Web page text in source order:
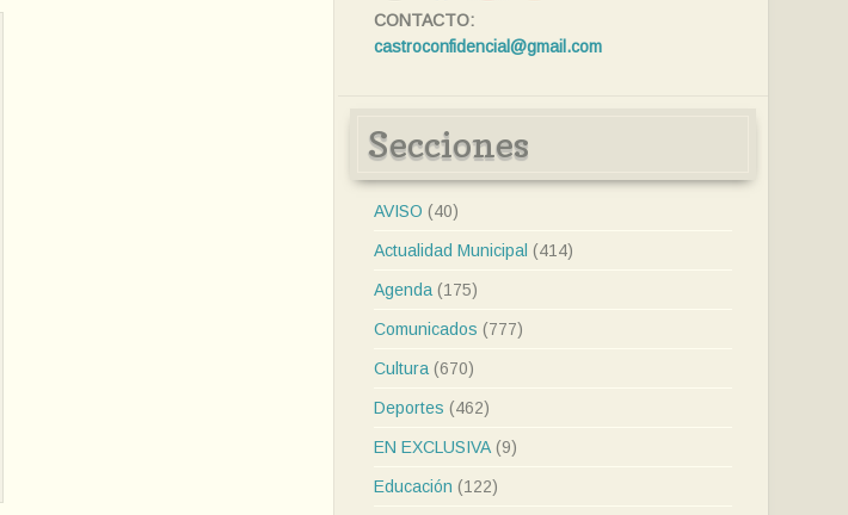
CONTACTO:
castroconfidencial@gmail.com
Secciones
AVISO (40)
Actualidad Municipal (414)
Agenda (175)
Comunicados (777)
Cultura (670)
Deportes (462)
EN EXCLUSIVA (9)
Educación (122)